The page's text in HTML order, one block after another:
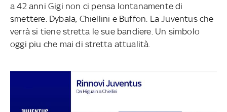
a 42 anni Gigi non ci pensa lontanamente di
smettere. Dybala, Chiellini e Buffon. La Juventus che
verrà si tiene stretta le sue bandiere. Un simbolo
oggi piu che mai di stretta attualità.